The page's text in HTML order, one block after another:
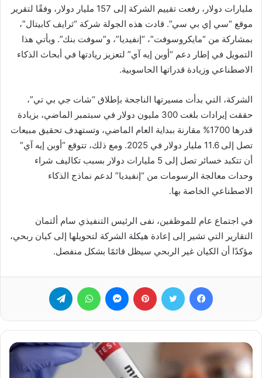
مليارات دولار، رفعت تقييم الشركة إلى 157 مليار دولار، وفقًا لتقرير
موقع “سي إي بي سي”. قادت هذه الجولة شركة “ثرايف كابيتال”،
بمشاركة من “مايكروسوفت”، “إنفيديا”، و”سوفت بنك”. ويأتي هذا
التمويل في إطار دعم “أوبن إيه آي” لتعزيز ريادتها في أبحاث الذكاء
الاصطناعي وزيادة قدراتها الحاسوبية.
الشركة، التي بدأت مسيرتها الناجحة بإطلاق “شات جي بي تي”،
حققت إيرادات بلغت 300 مليون دولار في سبتمبر الماضي، بزيادة
قدرها 1700% مقارنة ببداية العام الماضي، وتستهدف تحقيق مبيعات
تصل إلى 11.6 مليار دولار في 2025. ومع ذلك، تتوقع “أوبن إيه آي”
أن تتكبد خسائر تصل إلى 5 مليارات دولار بسبب تكاليف شراء
وحدات معالجة الرسومات من “إنفيديا” لدعم نماذج الذكاء
الاصطناعي الخاصة بها.
في اجتماع عام للموظفين، نفى الرئيس التنفيذي سام ألتمان
التقارير التي تشير إلى إعادة هيكلة الشركة لتحويلها إلى كيان ربحي،
مؤكدًا أن الكيان غير الربحي سيظل قائمًا بشكل منفصل.
فيسبوك تويتر بينتيريست ماسنجر واتساب